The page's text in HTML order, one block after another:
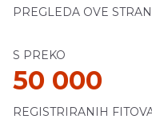
PREGLEDA OVE
S PREKO
50 000
REGISTRIRANIH